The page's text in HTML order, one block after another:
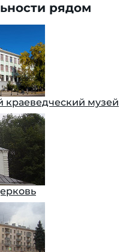
рядом
краеведческий музей